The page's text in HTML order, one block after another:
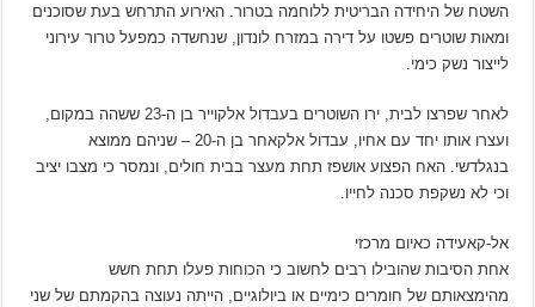
השטח של היחידה הבריטית ללוחמה בטרור. האירוע התרחש בעת שסוכנים
ומאות שוטרים פשטו על דירה במזרח לונדון, שנחשדה כמפעל טרור עירוני
לייצור נשק כימי.
לאחר שפרצו לבית, ירו השוטרים בעבדול אלקוייר בן ה-23 ששהה במקום,
ועצרו אותו יחד עם אחיו, עבדול אלקאחר בן ה-20 – שניהם ממוצא
בנגלדשי. האח הפצוע אושפז תחת מעצר בבית חולים, ונמסר כי מצבו יציב
וכי לא נשקפת סכנה לחייו.
אל-קאעידה כאיום מרכזי
אחת הסיבות שהובילו רבים לחשוב כי הכוחות פעלו תחת חשש
מהימצאותם של חומרים כימיים או ביולוגיים, הייתה נעוצה בהקמתם של שני